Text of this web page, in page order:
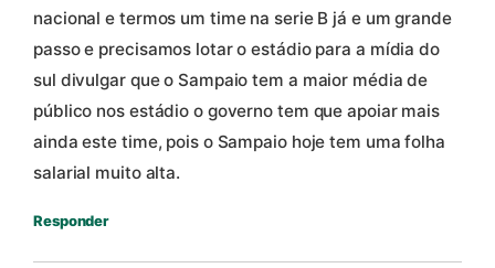
nacional e termos um time na serie B já e um grande
passo e precisamos lotar o estádio para a mídia do
sul divulgar que o Sampaio tem a maior média de
público nos estádio o governo tem que apoiar mais
ainda este time, pois o Sampaio hoje tem uma folha
salarial muito alta.
Responder